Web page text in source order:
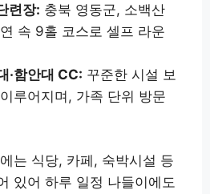
련장: 충북 영동군, 소백산
속 9홀 코스로 셀프 라운
·함안대 CC: 꾸준한 시설 보
루어지며, 가족 단위 방문
는 식당, 카페, 숙박시설 등
있어 하루 일정 나들이에도